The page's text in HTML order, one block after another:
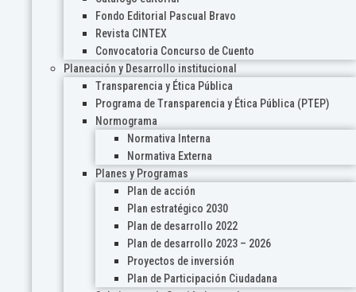
Fondo Editorial Pascual Bravo
Revista CINTEX
Convocatoria Concurso de Cuento
Planeación y Desarrollo institucional
Transparencia y Ética Pública
Programa de Transparencia y Ética Pública (PTEP)
Normograma
Normativa Interna
Normativa Externa
Planes y Programas
Plan de acción
Plan estratégico 2030
Plan de desarrollo 2022
Plan de desarrollo 2023 – 2026
Proyectos de inversión
Plan de Participación Ciudadana